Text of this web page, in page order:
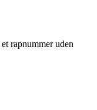
rapnummer uden